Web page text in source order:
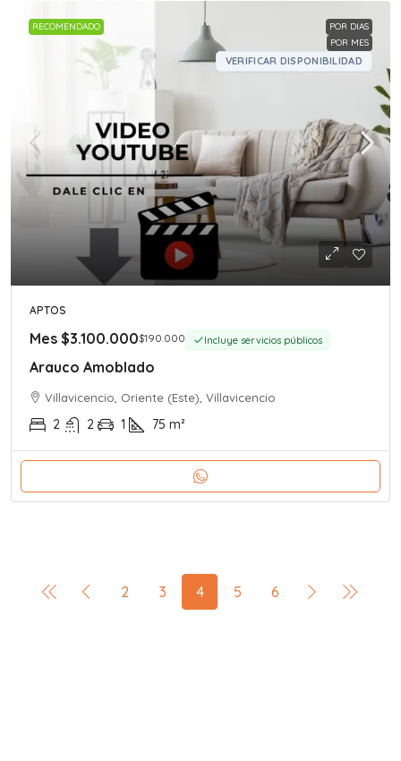
RECOMENDADO
POR DIAS
POR MES
VERIFICAR DISPONIBILIDAD
APTOS
Mes $3.100.000$190.000 Incluye servicios públicos
Arauco Amoblado
Villavicencio, Oriente (Este), Villavicencio
2 2 1 75 m²
2 3 4 5 6